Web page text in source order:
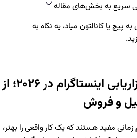
سریع به بخش‌های مقاله
یا کانالتون میاد، یه نگاه به
بهترین ابزارهای بازاریابی اینستاگرام در ۲۰۲۶؛ از
و فروش
زمانی مفید هستند که یک کار واقعی را بهتر،